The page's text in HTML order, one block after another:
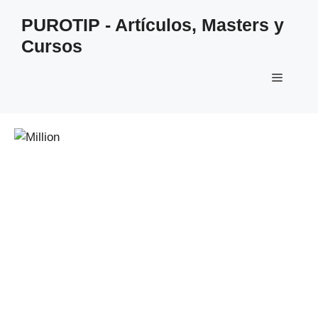
contenido
PUROTIP - Artículos, Masters y
Cursos
Menú